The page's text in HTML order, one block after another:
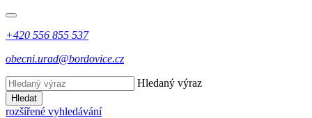
+420 556 855 537
obecni.urad@bordovice.cz
Hledaný výraz
Hledat
rozšířené vyhledávání